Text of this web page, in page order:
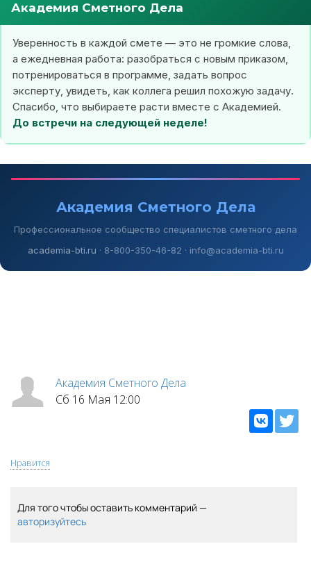
Академия Сметного Дела
Уверенность в каждой смете — это не громкие слова,
а ежедневная работа: разобраться с новым приказом,
потренироваться в программе, задать вопрос
эксперту, увидеть, как коллега решил похожую задачу.
Спасибо, что выбираете расти вместе с Академией.
До встречи на следующей неделе!
Академия Сметного Дела
Профессиональное сообщество специалистов сметного дела
academia-bti.ru · 8-800-350-46-82 · info@academia-bti.ru
Академия Сметного Дела
Сб 16 Мая 12:00
Нравится
Для того чтобы оставить комментарий —
авторизуйтесь